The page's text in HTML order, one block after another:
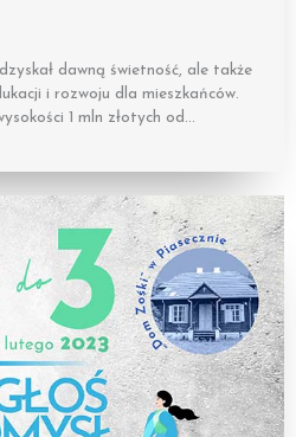
dawną świetność, ale także
i rozwoju dla mieszkańców.
1 mln złotych od…